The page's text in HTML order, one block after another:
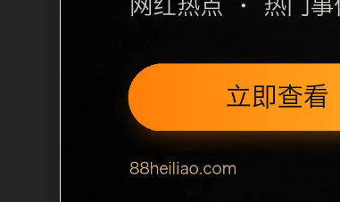
栏目内容归集
题重复过滤和 description 长度
回搜索页。第46篇作为本栏目
图、标题过短、描述为空或正